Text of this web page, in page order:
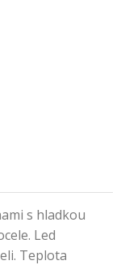
s hladkou
Led
Teplota